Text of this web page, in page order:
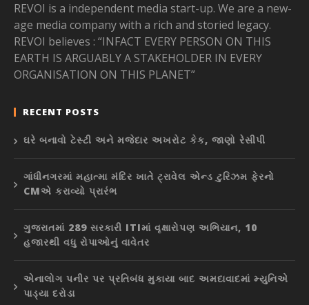
REVOI is a independent media start-up. We are a new-
age media company with a rich and storied legacy.
REVOI believes : “INFACT EVERY PERSON ON THIS
EARTH IS ARGUABLY A STAKEHOLDER IN EVERY
ORGANISATION ON THIS PLANET”
RECENT POSTS
ઘરે બનાવો ટેસ્ટી અને મજેદાર અખરોટ કેક, જાણો રેસીપી
ગાંધીનગરમાં મહાત્મા મંદિર ખાતે ટ્રાવેલ એન્ડ ટુરિઝમ ફેરનો
CMએ કરાવ્યો પ્રારંભ
ગુજરાતમાં 289 સરકારી ITIમાં વૃક્ષારોપણ અભિયાન, 10
હજારથી વધુ રોપાઓનું વાવેતર
એનાલોગ પનીર પર પ્રતિબંધ મુકાયા બાદ અમદાવાદમાં મ્યુનિએ
પાડ્યા દરોડા